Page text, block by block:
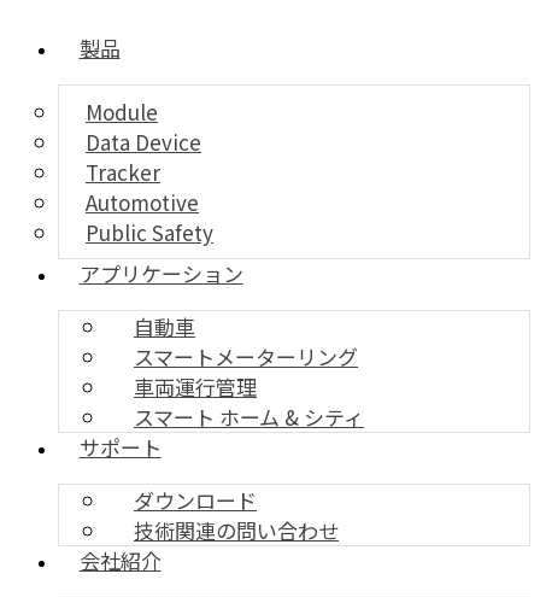
製品
Module
Data Device
Tracker
Automotive
Public Safety
アプリケーション
自動車
スマートメーターリング
車両運行管理
スマート ホーム & シティ
サポート
ダウンロード
技術関連の問い合わせ
会社紹介